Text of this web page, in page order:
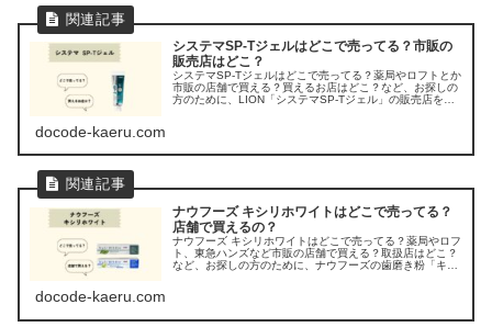
システマSP-Tジェルはどこで売ってる？市販の
販売店はどこ？
システマSP-Tジェルはどこで売ってる？薬局やロフトとか
市販の店舗で買える？買えるお店はどこ？など、お探しの
方のために、LION「システマSP-Tジェル」の販売店を調
docode-kaeru.com
ナウフーズ キシリホワイトはどこで売ってる？
店舗で買えるの？
ナウフーズ キシリホワイトはどこで売ってる？薬局やロフ
ト、東急ハンズなど市販の店舗で買える？取扱店はどこ？
など、お探しの方のために、ナウフーズの歯磨き粉「キシ
docode-kaeru.com